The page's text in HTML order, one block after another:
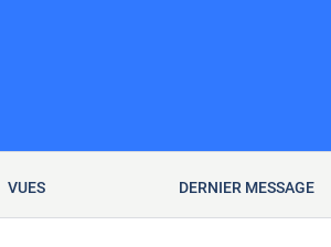
VUES DERNIER MESSAGE